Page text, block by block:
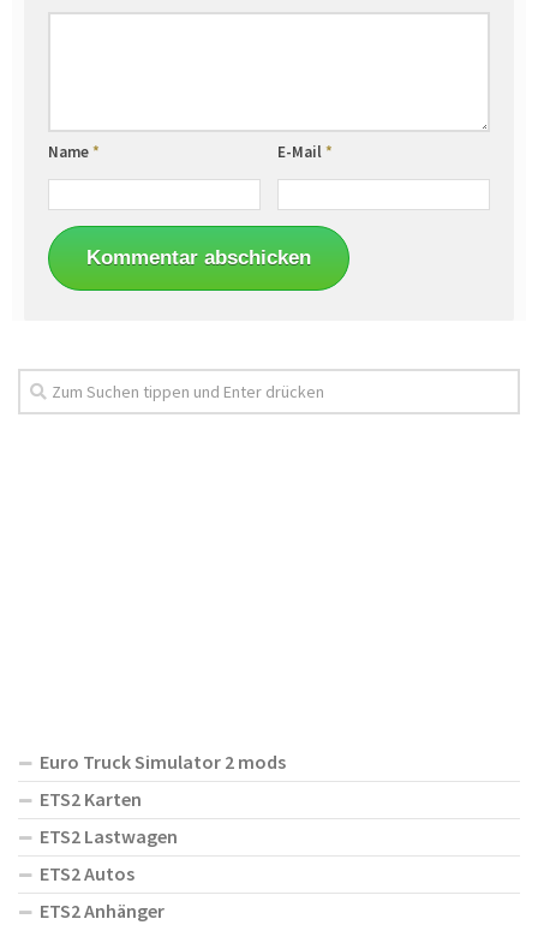
Name* E-Mail*
Euro Truck Simulator 2 mods
ETS2 Karten
ETS2 Lastwagen
ETS2 Autos
ETS2 Anhänger